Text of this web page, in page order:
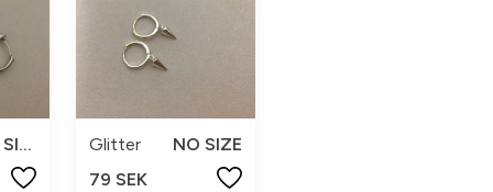
NO SIZE Glitter
NO SIZE
79 SEK